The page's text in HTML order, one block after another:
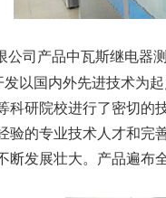
公司产品中瓦斯继电器
发以国内外先进技术为
科研院校进行了密切的
验的专业技术人才和完
断发展壮大。产品遍布